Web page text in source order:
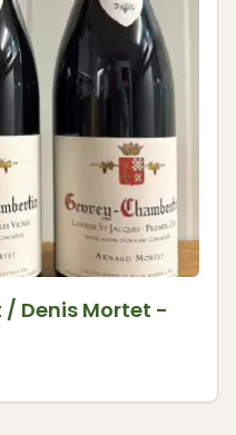
/ Denis Mortet -